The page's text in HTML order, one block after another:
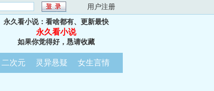
用户注册
永久看小说：看啥都有、更新最快
永久看小说
如果你觉得好，恳请收藏
二次元 灵异悬疑 女生言情